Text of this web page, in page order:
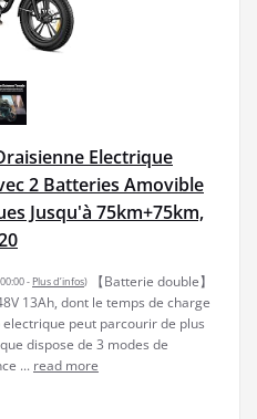
Electrique
2 Batteries Amovible
Jusqu'à 75km+75km,
- Plus d’infos)
【Batterie double】
13Ah, dont le temps de charge
peut parcourir de plus
dispose de 3 modes de
... read more